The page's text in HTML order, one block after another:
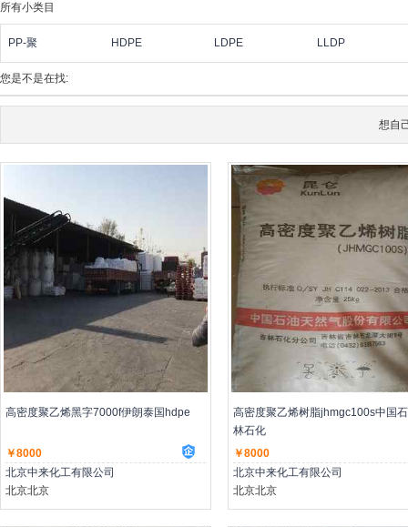
所有小类目
PP-聚 HDPE LDPE LLDP
您是不是在找:
想自
高密度聚乙烯黑字7000f伊朗泰国hdpe
￥8000
北京中来化工有限公司
北京北京
高密度聚乙烯树脂jhmgc100s中国
林石化
￥8000
北京中来化工有限公司
北京北京